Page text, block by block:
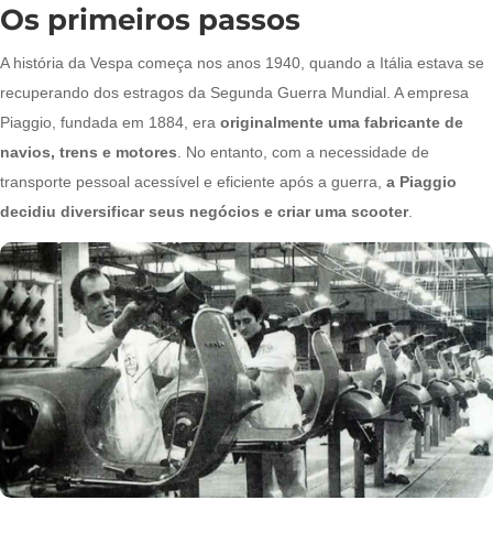
Os primeiros passos
A história da Vespa começa nos anos 1940, quando a Itália estava se
recuperando dos estragos da Segunda Guerra Mundial. A empresa
Piaggio, fundada em 1884, era originalmente uma fabricante de
navios, trens e motores . No entanto, com a necessidade de
transporte pessoal acessível e eficiente após a guerra, a Piaggio
decidiu diversificar seus negócios e criar uma scooter.